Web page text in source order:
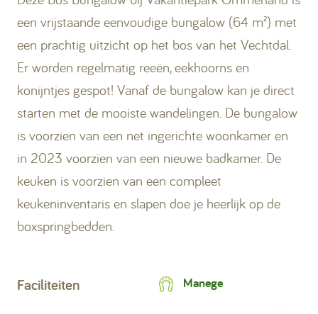
een vrijstaande eenvoudige bungalow (64 m²) met
een prachtig uitzicht op het bos van het Vechtdal.
Er worden regelmatig reeën, eekhoorns en
konijntjes gespot! Vanaf de bungalow kan je direct
starten met de mooiste wandelingen. De bungalow
is voorzien van een net ingerichte woonkamer en
in 2023 voorzien van een nieuwe badkamer. De
keuken is voorzien van een compleet
keukeninventaris en slapen doe je heerlijk op de
boxspringbedden.
Faciliteiten Manege